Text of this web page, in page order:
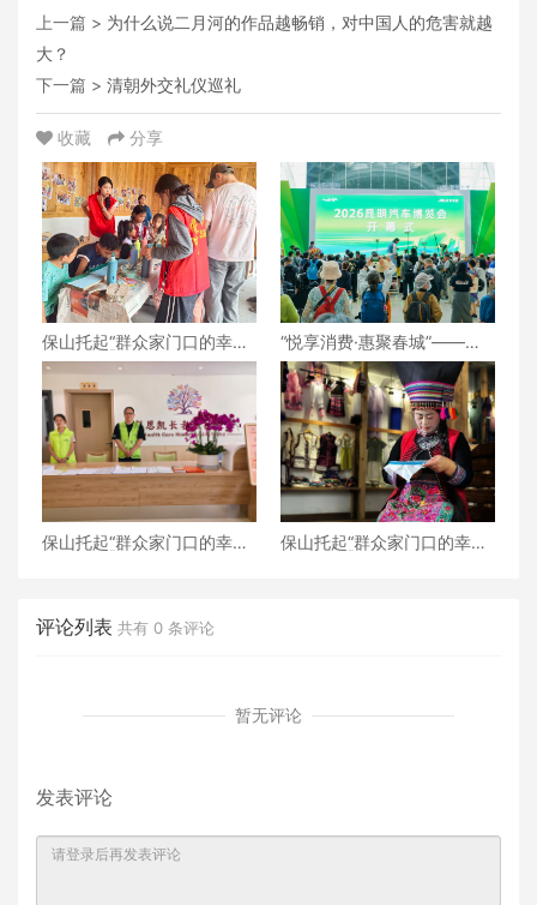
上一篇 > 为什么说二月河的作品越畅销，对中国人的危害就越
大？
下一篇 > 清朝外交礼仪巡礼
收藏 分享
保山托起“群众家门口的幸
福”（6）‖腾冲猴桥镇：家门
口的“火塘会”，激活边疆治
理“神经末梢”
“悦享消费·惠聚春城”——
2026昆明汽车博览会盛大开
幕
保山托起“群众家门口的幸
保山托起“群众家门口的幸
评论列表 共有 0 条评论
暂无评论
发表评论